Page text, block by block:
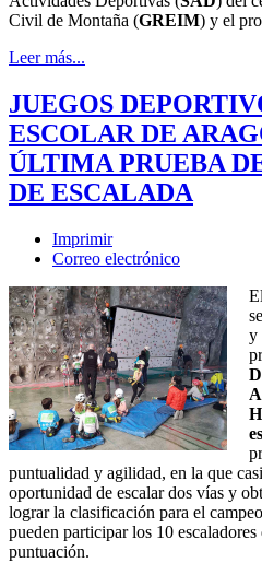
Civil de Montaña (GREIM) y el
Leer más...
JUEGOS
ESCOLAR DE
ÚLTIMA PRUEBA
DE ESCALADA
Imprimir
Correo electrónico
y
puntualidad y agilidad, en la que
oportunidad de escalar dos vías y
lograr la clasificación para el
pueden participar los 10
puntuación.